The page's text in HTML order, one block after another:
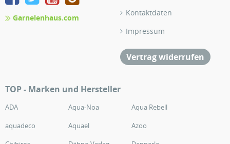
Garnelenhaus.com
Kontaktdaten
Impressum
Vertrag widerrufen
TOP - Marken und Hersteller
ADA Aqua-Noa
Aqua Rebell
aquadeco
Aquael
Azoo